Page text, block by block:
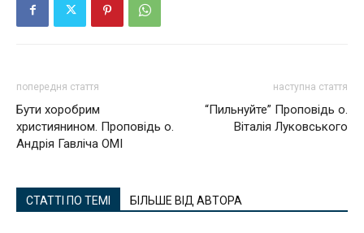
попередня стаття
Бути хоробрим
християнином. Проповідь о.
Андрія Гавліча ОМІ
наступна стаття
“Пильнуйте” Проповідь о.
Віталія Луковського
СТАТТІ ПО ТЕМІ БІЛЬШЕ ВІД АВТОРА